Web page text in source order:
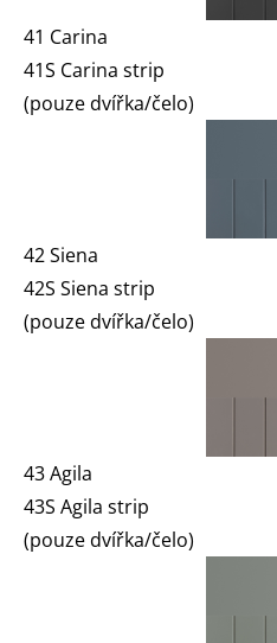
41 Carina
41S Carina strip
(pouze dvířka/čelo)
42 Siena
42S Siena strip
(pouze dvířka/čelo)
43 Agila
43S Agila strip
(pouze dvířka/čelo)